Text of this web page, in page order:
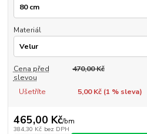
Materiál
Cena před
slevou
470,00 Kč
Ušetříte 5,00 Kč (1 % sleva)
465,00 Kč/bm
384,30 Kč bez DPH